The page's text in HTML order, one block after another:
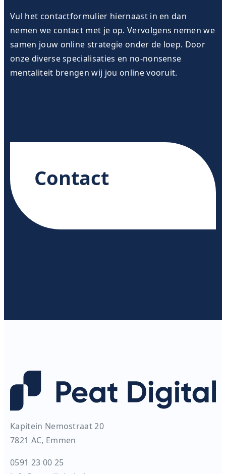
Contact
Vul het contactformulier hiernaast in en dan
nemen we contact met je op. Vervolgens nemen we
samen jouw online strategie onder de loep. Door
onze diverse specialisaties en no-nonsense
mentaliteit brengen wij jou online vooruit.
Kapitein Nemostraat 20
7821 AC, Emmen
0591 23 00 25